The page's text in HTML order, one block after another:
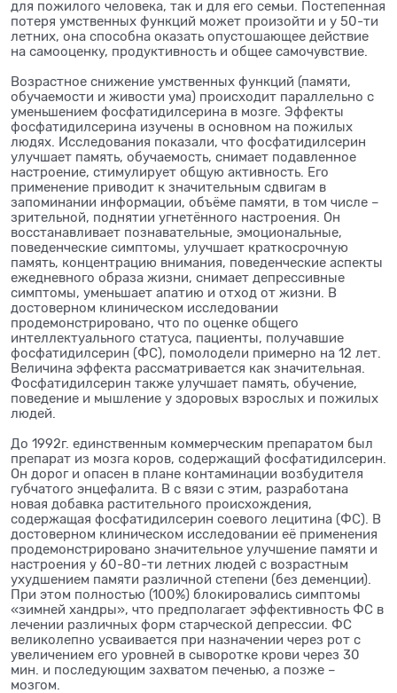
для пожилого человека, так и для его семьи. Постепенная
потеря умственных функций может произойти и у 50-ти
летних, она способна оказать опустошающее действие
на самооценку, продуктивность и общее самочувствие.
Возрастное снижение умственных функций (памяти,
обучаемости и живости ума) происходит параллельно с
уменьшением фосфатидилсерина в мозге. Эффекты
фосфатидилсерина изучены в основном на пожилых
людях. Исследования показали, что фосфатидилсерин
улучшает память, обучаемость, снимает подавленное
настроение, стимулирует общую активность. Его
применение приводит к значительным сдвигам в
запоминании информации, объёме памяти, в том числе –
зрительной, поднятии угнетённого настроения. Он
восстанавливает познавательные, эмоциональные,
поведенческие симптомы, улучшает краткосрочную
память, концентрацию внимания, поведенческие аспекты
ежедневного образа жизни, снимает депрессивные
симптомы, уменьшает апатию и отход от жизни. В
достоверном клиническом исследовании
продемонстрировано, что по оценке общего
интеллектуального статуса, пациенты, получавшие
фосфатидилсерин (ФС), помолодели примерно на 12 лет.
Величина эффекта рассматривается как значительная.
Фосфатидилсерин также улучшает память, обучение,
поведение и мышление у здоровых взрослых и пожилых
людей.
До 1992г. единственным коммерческим препаратом был
препарат из мозга коров, содержащий фосфатидилсерин.
Он дорог и опасен в плане контаминации возбудителя
губчатого энцефалита. В с вязи с этим, разработана
новая добавка растительного происхождения,
содержащая фосфатидилсерин соевого лецитина (ФС). В
достоверном клиническом исследовании её применения
продемонстрировано значительное улучшение памяти и
настроения у 60-80-ти летних людей с возрастным
ухудшением памяти различной степени (без деменции).
При этом полностью (100%) блокировались симптомы
«зимней хандры», что предполагает эффективность ФС в
лечении различных форм старческой депрессии. ФС
великолепно усваивается при назначении через рот с
увеличением его уровней в сыворотке крови через 30
мин. и последующим захватом печенью, а позже –
мозгом.